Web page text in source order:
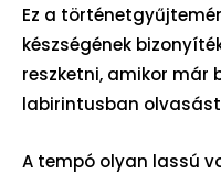
Ez a
készségének
reszketni, amikor már
labirintusban
A tempó olyan lassú